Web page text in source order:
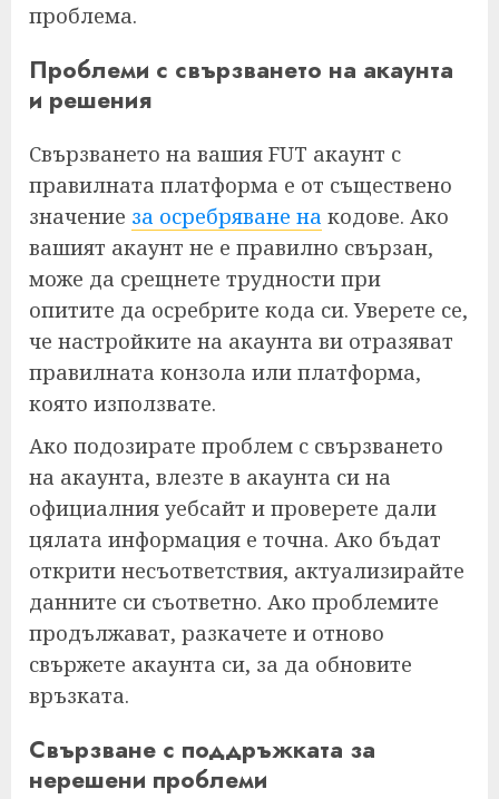
проблема.
Проблеми с свързването на акаунта
и решения
Свързването на вашия FUT акаунт с
правилната платформа е от съществено
значение за осребряване на кодове. Ако
вашият акаунт не е правилно свързан,
може да срещнете трудности при
опитите да осребрите кода си. Уверете се,
че настройките на акаунта ви отразяват
правилната конзола или платформа,
която използвате.
Ако подозирате проблем с свързването
на акаунта, влезте в акаунта си на
официалния уебсайт и проверете дали
цялата информация е точна. Ако бъдат
открити несъответствия, актуализирайте
данните си съответно. Ако проблемите
продължават, разкачете и отново
свържете акаунта си, за да обновите
връзката.
Свързване с поддръжката за
нерешени проблеми